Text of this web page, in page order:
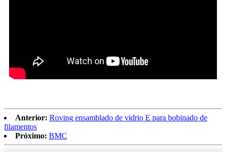
Anterior: Roving ensamblado de vidrio E para bobinado de
filamentos
Próximo: BMC